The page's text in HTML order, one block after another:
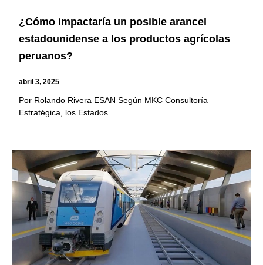
¿Cómo impactaría un posible arancel
estadounidense a los productos agrícolas
peruanos?
abril 3, 2025
Por Rolando Rivera ESAN Según MKC Consultoría
Estratégica, los Estados